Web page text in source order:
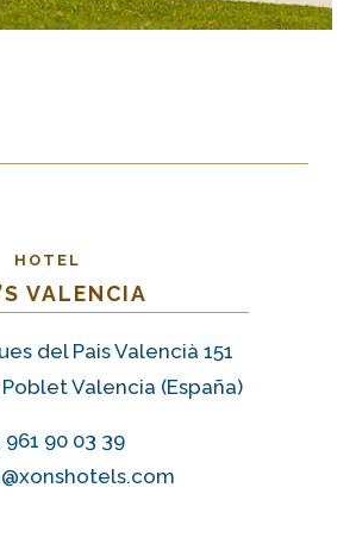
HOTEL
VALENCIA
del Pais Valencià 151
Valencia (España)
961 90 03 39